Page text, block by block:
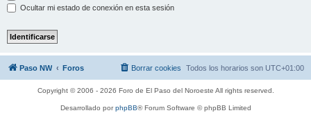
Ocultar mi estado de conexión en esta sesión
Paso NW Foros Todos los horarios son UTC+01:00
Borrar cookies
Copyright © 2006 - 2026 Foro de El Paso del Noroeste All rights reserved.
Desarrollado porphpBB® Forum Software © phpBB Limited